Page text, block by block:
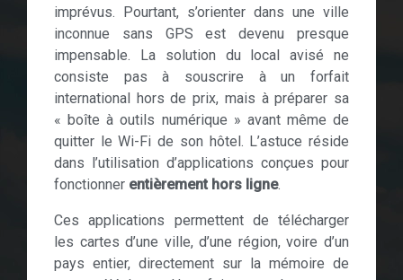
imprévus. Pourtant, s’orienter dans une ville
inconnue sans GPS est devenu presque
impensable. La solution du local avisé ne
consiste pas à souscrire à un forfait
international hors de prix, mais à préparer sa
« boîte à outils numérique » avant même de
quitter le Wi-Fi de son hôtel. L’astuce réside
dans l’utilisation d’applications conçues pour
fonctionner entièrement hors ligne.
Ces applications permettent de télécharger
les cartes d’une ville, d’une région, voire d’un
pays entier, directement sur la mémoire de